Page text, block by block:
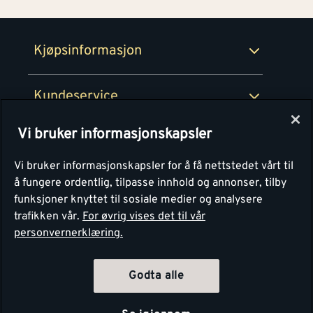
Kjøpsinformasjon
Retur- og angrerettsskjema
Kundeservice
Montér
Personvern
Vi bruker informasjonskapsler
Vi bruker informasjonskapsler for å få nettstedet vårt til
å fungere ordentlig, tilpasse innhold og annonser, tilby
funksjoner knyttet til sosiale medier og analysere
trafikken vår. For øvrig vises det til vår
personvernerklæring.
Godta alle